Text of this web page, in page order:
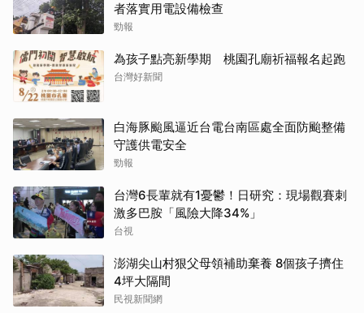
者落實用電設備檢查
勁報
為孩子點亮新學期 桃園孔廟祈福報名起跑
台灣好新聞
白海豚颱風逼近台電台南區處全面防颱整備
守護供電安全
勁報
台灣6長輩就有1憂鬱！日研究：現場觀賽刺
激多巴胺「風險大降34%」
台視
澎湖尖山村狠父母領補助棄養 8個孩子擠住
4坪大隔間
民視新聞網